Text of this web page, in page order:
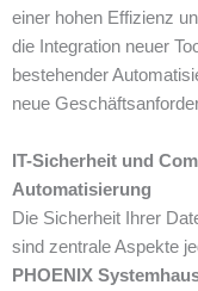
einer hohen Effizienz
die Integration neuer
bestehender
neue
IT-Sicherheit und
Automatisierung
Die Sicherheit Ihrer
sind zentrale Aspekte
PHOENIX